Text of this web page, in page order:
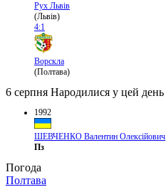
Рух Львів
(Львів)
4:1
Ворскла
(Полтава)
6 серпня Народилися у цей день
1992
ШЕВЧЕНКО Валентин Олексійович
Пз
Погода
Полтава